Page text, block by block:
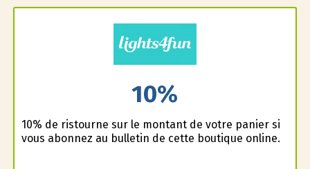
10%
10% de ristourne sur le montant de votre panier si
vous abonnez au bulletin de cette boutique online.